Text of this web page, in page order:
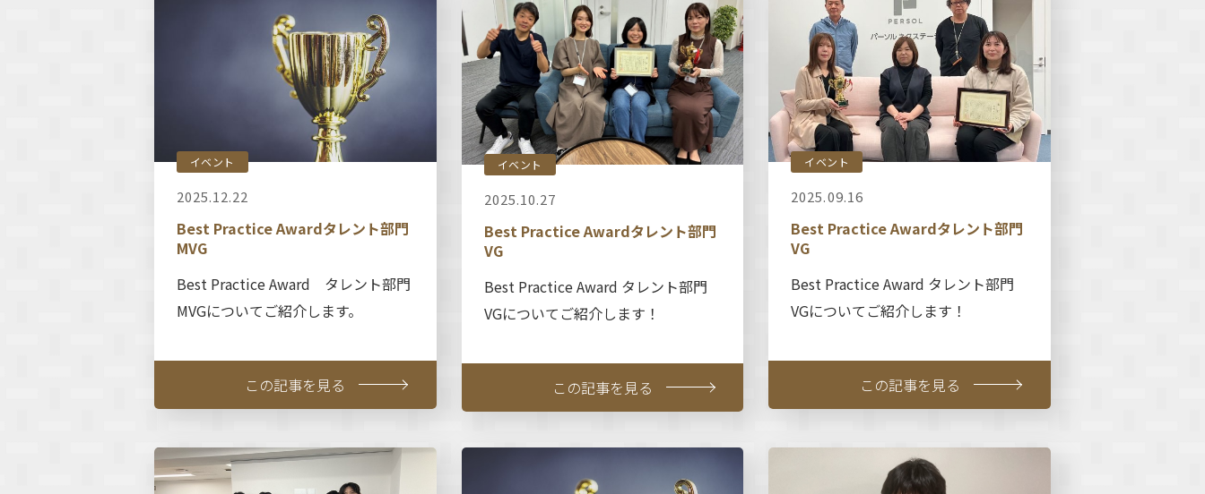
イベント
2025.12.22
Best Practice Awardタレント部門
MVG
Best Practice Award タレント部門
MVGについてご紹介します。
この記事を見る
イベント
2025.10.27
Best Practice Awardタレント部門
VG
Best Practice Award タレント部門
VGについてご紹介します！
この記事を見る
イベント
2025.09.16
Best Practice Awardタレント部門
VG
Best Practice Award タレント部門
VGについてご紹介します！
この記事を見る